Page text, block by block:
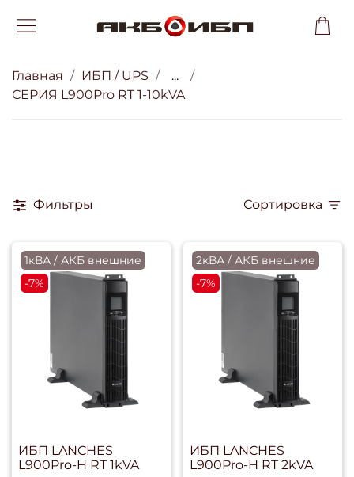
Главная ИБП / UPS
...
СЕРИЯ L900Pro RT 1-10kVA
Фильтры Сортировка
1кВА / АКБ внешние
-7%
ИБП LANCHES
L900Pro-H RT 1kVA
2кВА / АКБ внешние
-7%
ИБП LANCHES
L900Pro-H RT 2kVA